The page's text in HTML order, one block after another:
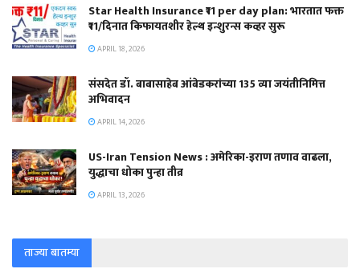
Star Health Insurance ₹11 per day plan: भारतात फक्त
₹11/दिनात किफायतशीर हेल्थ इन्शुरन्स कव्हर सुरू
APRIL 18, 2026
संसदेत डॉ. बाबासाहेब आंबेडकरांच्या 135 व्या जयंतीनिमित्त
अभिवादन
APRIL 14, 2026
US-Iran Tension News : अमेरिका-इराण तणाव वाढला,
युद्धाचा धोका पुन्हा तीव्र
APRIL 13, 2026
ताज्या बातम्या